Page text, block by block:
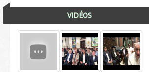
VIDÉOS